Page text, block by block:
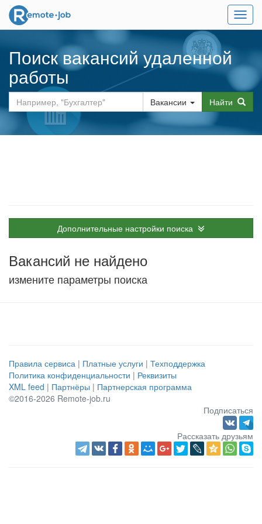
Меню
Поиск вакансий удаленной
работы
Вакансии Найти
Дополнительные настройки поиска
Вакансий не найдено
измените параметры поиска
Правила сервиса | Платные услуги | Техподдержка
Политика конфиденциальности | Реквизиты
XML feed | Партнёры | Партнерская программа
©2016-2026 Remote-job.ru
Подписаться
Рассказать друзьям